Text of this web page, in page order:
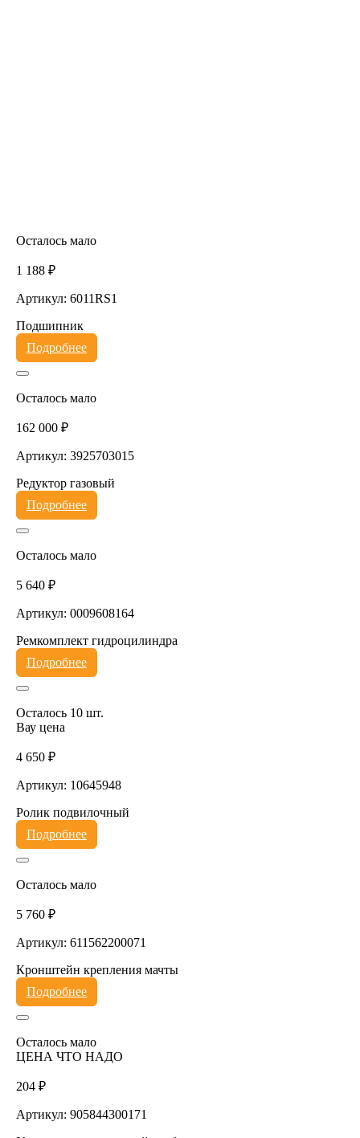
Осталось мало
1 188 ₽
Артикул: 6011RS1
Подшипник
Подробнее
Осталось мало
162 000 ₽
Артикул: 3925703015
Редуктор газовый
Подробнее
Осталось мало
5 640 ₽
Артикул: 0009608164
Ремкомплект гидроцилиндра
Подробнее
Осталось 10 шт.
Вау цена
4 650 ₽
Артикул: 10645948
Ролик подвилочный
Подробнее
Осталось мало
5 760 ₽
Артикул: 611562200071
Кронштейн крепления мачты
Подробнее
Осталось мало
ЦЕНА ЧТО НАДО
204 ₽
Артикул: 905844300171